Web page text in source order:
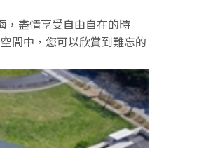
，盡情享受自由自在的時
間中，您可以欣賞到難忘的